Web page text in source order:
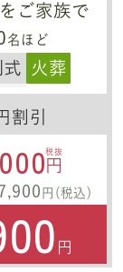
ご家族で
名ほど
式 火葬
割引
税抜
円
円(税込)
円